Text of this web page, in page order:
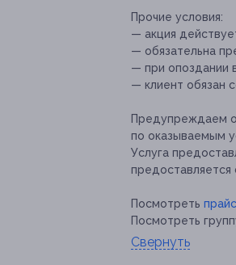
Прочие условия:
— акция
— обязательна
— при опоздании
— клиент обязан
Предупреждаем о
по оказываемым
Услуга
предоставляется
Посмотреть прайс
Посмотреть
Свернуть